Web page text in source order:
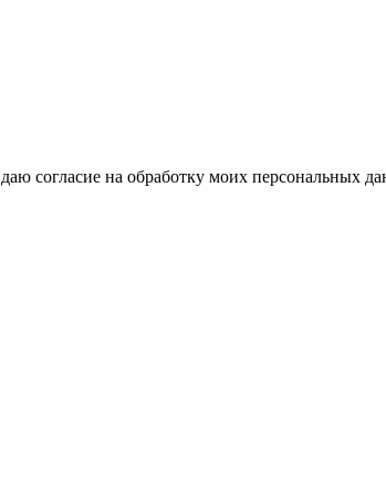
согласие на обработку моих персональных